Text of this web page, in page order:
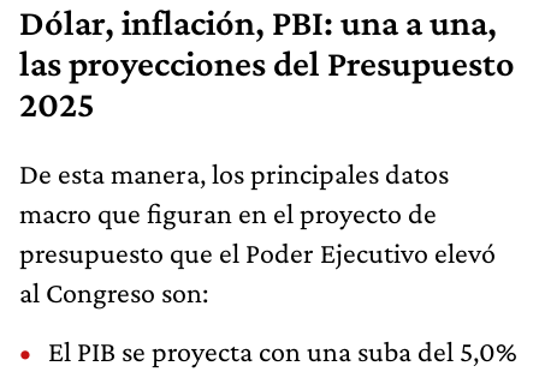
Dólar, inflación, PBI: una a una,
las proyecciones del Presupuesto
2025
De esta manera, los principales datos
macro que figuran en el proyecto de
presupuesto que el Poder Ejecutivo elevó
al Congreso son:
El PIB se proyecta con una suba del 5,0%